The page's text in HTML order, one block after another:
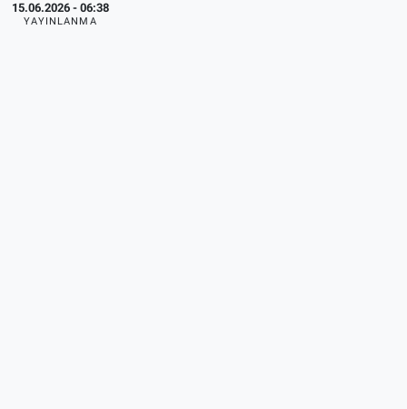
15.06.2026 - 06:38
YAYINLANMA